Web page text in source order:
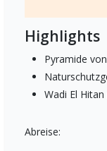
Highlights
Pyramide
Wadi El
Abreise: